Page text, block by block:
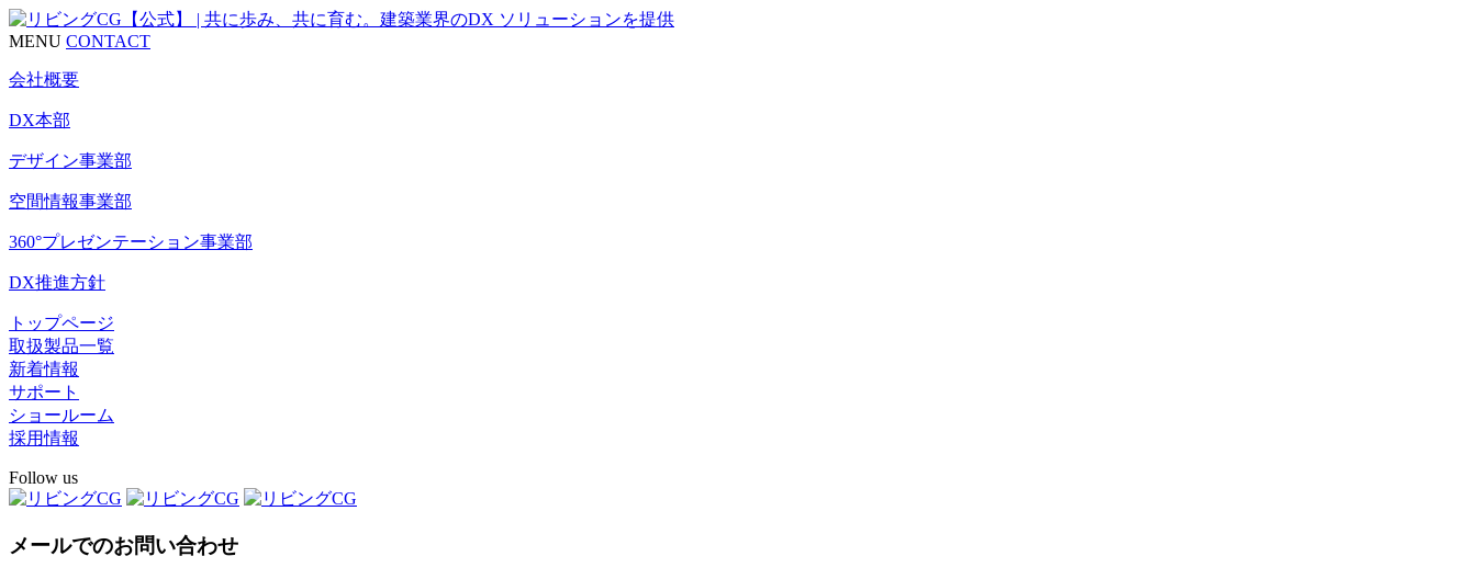
MENU CONTACT
会社概要
DX本部
デザイン事業部
空間情報事業部
360°プレゼンテーション事業部
DX推進方針
トップページ
取扱製品一覧
新着情報
サポート
ショールーム
採用情報
Follow us
メールでのお問い合わせ